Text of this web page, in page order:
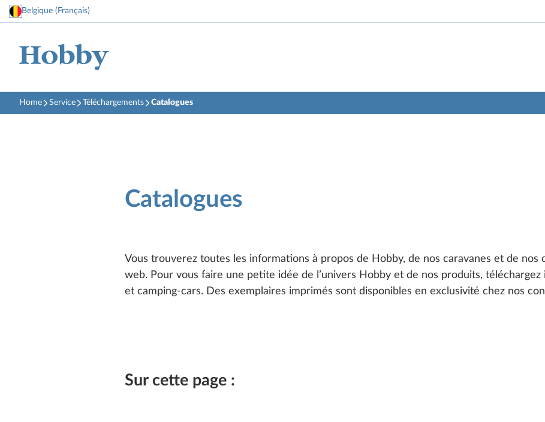
Belgique (Français)
Home Service Téléchargements Catalogues
Catalogues
Vous trouverez toutes les informations à propos de Hobby, de nos caravanes et de nos
web. Pour vous faire une petite idée de l’univers Hobby et de nos produits, téléchargez
et camping-cars. Des exemplaires imprimés sont disponibles en exclusivité chez nos
Sur cette page :